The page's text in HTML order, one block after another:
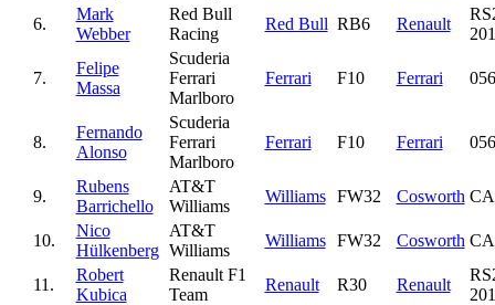
6.
Mark
Webber
Red Bull
Racing
Red Bull RB6 Renault
7.
Felipe
Massa
Scuderia
Ferrari
Marlboro
Ferrari F10 Ferrari 056
8.
Fernando
Alonso
Scuderia
Ferrari
Marlboro
Ferrari F10 Ferrari 056
9.
Rubens
Barrichello
AT&T
Williams
Williams FW32 Cosworth
10.
Nico
Hülkenberg
AT&T
Williams
Williams FW32 Cosworth
11.
Robert
Kubica
Renault F1
Team
Renault R30 Renault